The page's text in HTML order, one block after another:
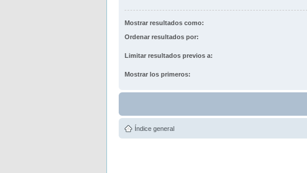
Mostrar resultados como:
Ordenar resultados por:
Limitar resultados previos a:
Mostrar los primeros:
Índice general